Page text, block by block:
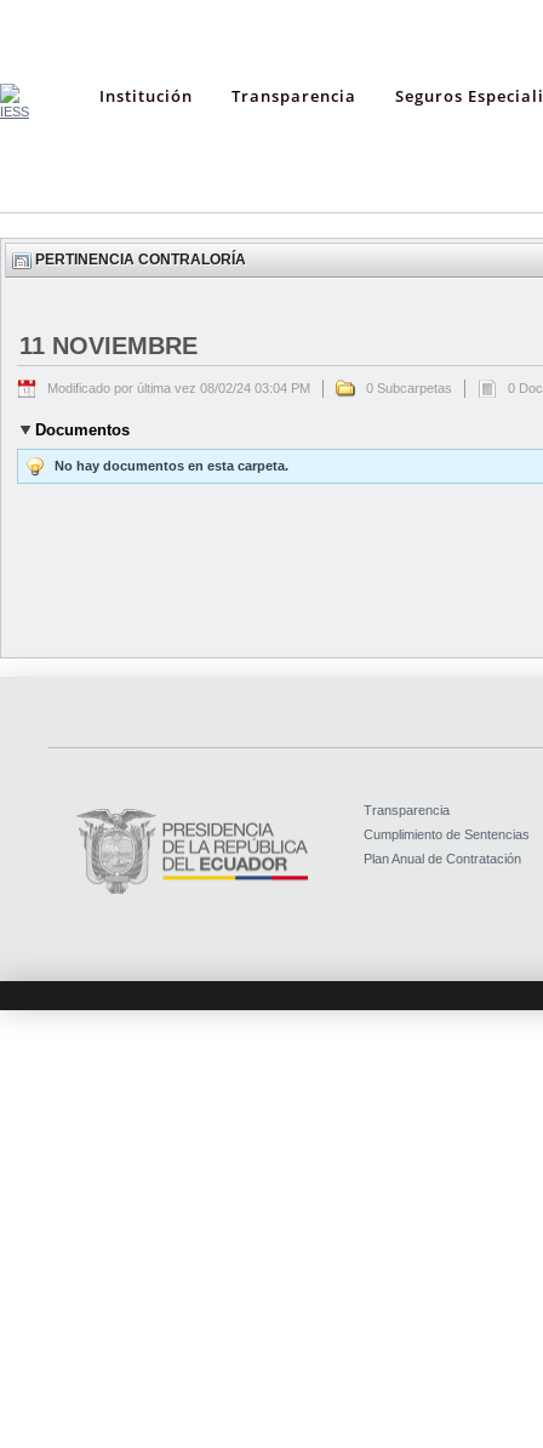
Institución Transparencia Seguros
PERTINENCIA CONTRALORÍA
11 NOVIEMBRE
Modificado por última vez 08/02/24 03:04 PM 0 Subcarpetas 0
Documentos
No hay documentos en esta carpeta.
Transparencia
Cumplimiento de Sentencias
Plan Anual de Contratación